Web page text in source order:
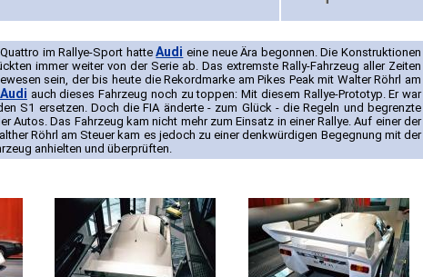
im Rallye-Sport hatteAudi eine neue Ära begonnen. Die Konstruktionen
immer weiter von der Serie ab. Das extremste Rally-Fahrzeug aller Zeiten
sein, der bis heute die Rekordmarke am Pikes Peak mit Walter Röhrl am
Audi auch dieses Fahrzeug noch zu toppen: Mit diesem Rallye-Prototyp. Er war
S1 ersetzen. Doch die FIA änderte - zum Glück - die Regeln und begrenzte
Autos. Das Fahrzeug kam nicht mehr zum Einsatz in einer Rallye. Auf einer der
Röhrl am Steuer kam es jedoch zu einer denkwürdigen Begegnung mit der
anhielten und überprüften.